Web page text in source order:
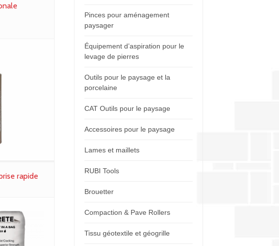
rapide
Pinces pour aménagement
paysager
Équipement d’aspiration pour le
levage de pierres
Outils pour le paysage et la
porcelaine
CAT Outils pour le paysage
Accessoires pour le paysage
Lames et maillets
RUBI Tools
Brouetter
Compaction & Pave Rollers
Tissu géotextile et géogrille